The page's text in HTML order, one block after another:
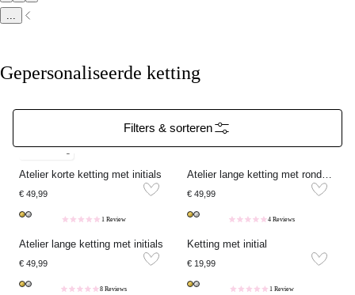
...
Gepersonaliseerde ketting
Filters & sorteren
Korte ketting
Atelier korte ketting met initials
€ 49,99
9 Reviews
€ 49,99
1 Review
Atelier lange ketting met initials
€ 49,99
4 Reviews
Ketting met initial
€ 19,99
8 Reviews 1 Review